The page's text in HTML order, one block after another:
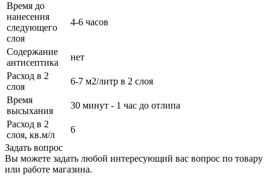
Время до
нанесения
следующего
слоя
4-6 часов
Содержание
антисептика
нет
Расход в 2
слоя
6-7 м2/литр в 2 слоя
Время
высыхания
30 минут - 1 час до отлипа
Расход в 2
слоя, кв.м/л
6
Задать вопрос
Вы можете задать любой интересующий вас вопрос по товару
или работе магазина.